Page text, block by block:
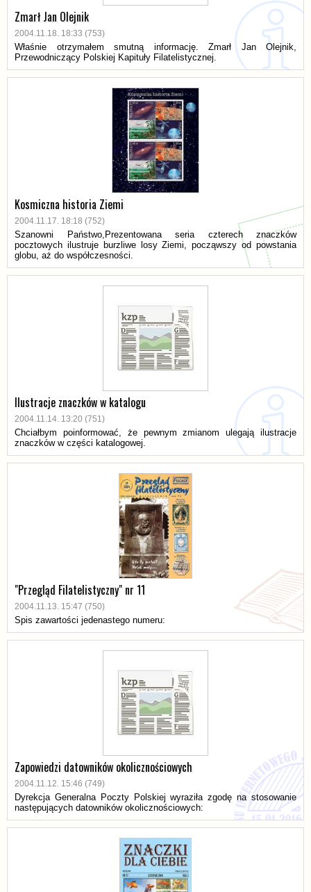
Zmarł Jan Olejnik
2004.11.18. 18:33 (753)
Właśnie otrzymałem smutną informację. Zmarł Jan Olejnik,
Przewodniczący Polskiej Kapituły Filatelistycznej.
Kosmiczna historia Ziemi
2004.11.17. 18:18 (752)
Szanowni Państwo,Prezentowana seria czterech znaczków
pocztowych ilustruje burzliwe losy Ziemi, począwszy od powstania
globu, aż do współczesności.
Ilustracje znaczków w katalogu
2004.11.14. 13:20 (751)
Chciałbym poinformować, że pewnym zmianom ulegają ilustracje
znaczków w części katalogowej.
"Przegląd Filatelistyczny" nr 11
2004.11.13. 15:47 (750)
Spis zawartości jedenastego numeru:
Zapowiedzi datowników okolicznościowych
2004.11.12. 15:46 (749)
Dyrekcja Generalna Poczty Polskiej wyraziła zgodę na stosowanie
następujących datowników okolicznościowych: